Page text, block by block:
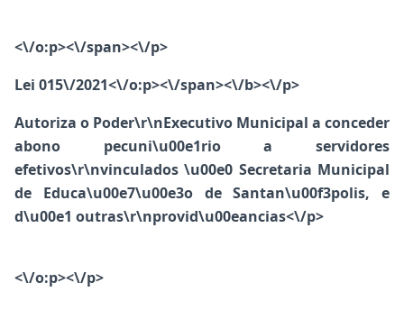
<\/o:p><\/span><\/p>
Lei 015\/2021<\/o:p><\/span><\/b><\/p>
Autoriza o Poder\r\nExecutivo Municipal a conceder
abono pecuni\u00e1rio a servidores
efetivos\r\nvinculados \u00e0 Secretaria Municipal
de Educa\u00e7\u00e3o de Santan\u00f3polis, e
d\u00e1 outras\r\nprovid\u00eancias<\/p>
<\/o:p><\/p>